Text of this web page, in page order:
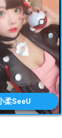
柔SeeU